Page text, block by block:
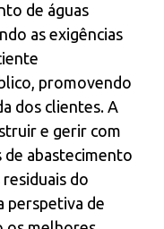
de águas
as exigências
promovendo
dos clientes. A
e gerir com
de abastecimento
do
perspetiva de